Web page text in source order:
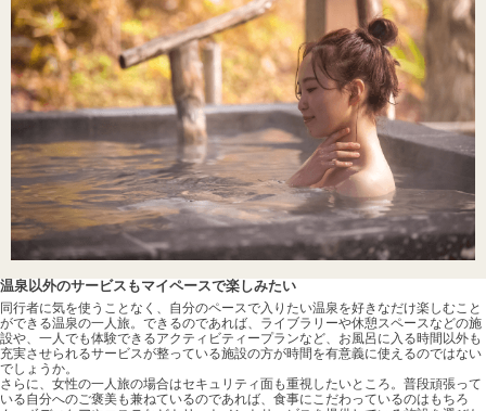
温泉以外のサービスもマイペースで楽しみたい
同行者に気を使うことなく、自分のペースで入りたい温泉を好きなだけ楽しむこと
ができる温泉の一人旅。できるのであれば、ライブラリーや休憩スペースなどの施
設や、一人でも体験できるアクティビティープランなど、お風呂に入る時間以外も
充実させられるサービスが整っている施設の方が時間を有意義に使えるのではない
でしょうか。
さらに、女性の一人旅の場合はセキュリティ面も重視したいところ。普段頑張って
いる自分へのご褒美も兼ねているのであれば、食事にこだわっているのはもちろ